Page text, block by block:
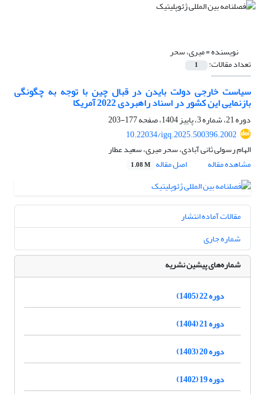
نویسنده =میری، سحر
تعداد مقالات: 1
سیاست خارجی دولت بایدن در قبال چین با توجه به چگونگی
بازنمایی این کشور در اسناد راهبردی 2022 آمریکا
دوره 21، شماره 3، پاییز 1404، صفحه
177-203
10.22034/igq.2025.500396.2002
الهام رسولی ثانی آبادی، سحر میری، سعید عطار
مشاهده مقاله
اصل مقاله 1.08 M
مقالات آماده انتشار
شماره جاری
شماره‌های پیشین نشریه
دوره 22 (1405)
دوره 21 (1404)
دوره 20 (1403)
دوره 19 (1402)